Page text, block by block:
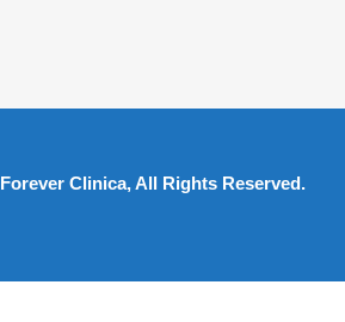
Forever Clinica, All Rights Reserved.